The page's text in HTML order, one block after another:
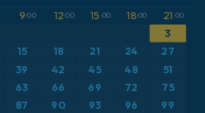
9:00 12:00 15 :00 18:00 21:00
3
15 18 21 24 27
39 42 45 48 51
63 66 69 72
75
87 90 93 96 99